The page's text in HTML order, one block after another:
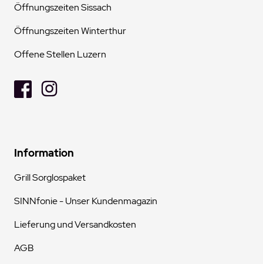
Öffnungszeiten Sissach
Öffnungszeiten Winterthur
Offene Stellen Luzern
Information
Grill Sorglospaket
SINNfonie - Unser Kundenmagazin
Lieferung und Versandkosten
AGB